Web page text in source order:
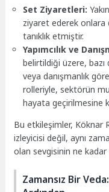
Set Ziyaretleri:
ziyaret ederek onlara
tanıklık etmiştir.
Yapımcılık ve
belirtildiği üzere, bazı
veya danışmanlık
rolleriyle, sektörün
hayata geçirilmesine
Bu etkileşimler, Köknar
izleyicisi değil, aynı
olan sevgisinin ne
Zamansız Bir